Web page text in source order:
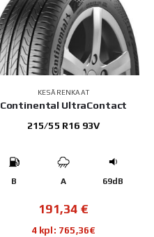
KESÄRENKAAT
Continental UltraContact
215/55 R16 93V
B A 69dB
191,34 €
4 kpl: 765,36€